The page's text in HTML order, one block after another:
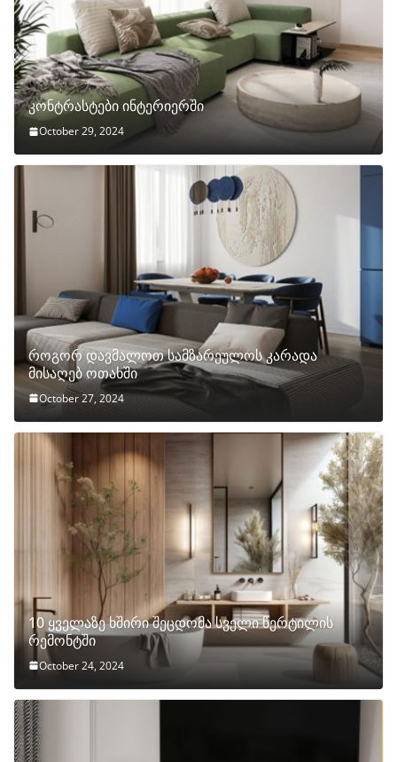
კონტრასტები ინტერიერში
October 29, 2024
როგორ დავმალოთ სამზარეულოს კარადა
მისაღებ ოთახში
October 27, 2024
10 ყველაზე ხშირი შეცდომა სველი წერტილის
რემონტში
October 24, 2024